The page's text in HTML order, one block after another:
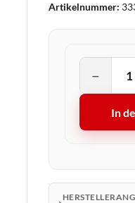
Artikelnummer:
−
In